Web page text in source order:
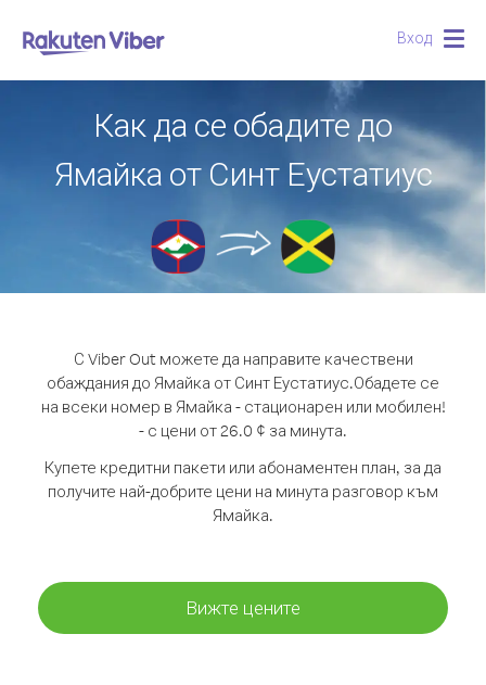
Вход
Как да се обадите до
Ямайка от Синт Еустатиус
С Viber Out можете да направите качествени
обаждания до Ямайка от Синт Еустатиус.Обадете се
на всеки номер в Ямайка - стационарен или мобилен!
- с цени от 26.0 ¢ за минута.
Купете кредитни пакети или абонаментен план, за да
получите най-добрите цени на минута разговор към
Ямайка.
Вижте цените